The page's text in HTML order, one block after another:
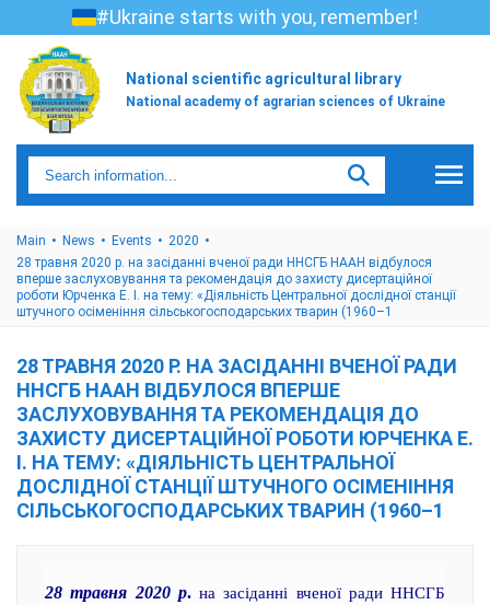
#Ukraine starts with you, remember!
National scientific agricultural library
National academy of agrarian sciences of Ukraine
Main News Events
2020
28 травня 2020 р. на засіданні вченої ради ННСГБ НААН відбулося
вперше заслуховування та рекомендація до захисту дисертаційної
роботи Юрченка Е. І. на тему: «Діяльність Центральної дослідної станції
штучного осіменіння сільськогосподарських тварин (1960–1
28 ТРАВНЯ 2020 Р. НА ЗАСІДАННІ ВЧЕНОЇ РАДИ
ННСГБ НААН ВІДБУЛОСЯ ВПЕРШЕ
ЗАСЛУХОВУВАННЯ ТА РЕКОМЕНДАЦІЯ ДО
ЗАХИСТУ ДИСЕРТАЦІЙНОЇ РОБОТИ ЮРЧЕНКА Е.
І. НА ТЕМУ: «ДІЯЛЬНІСТЬ ЦЕНТРАЛЬНОЇ
ДОСЛІДНОЇ СТАНЦІЇ ШТУЧНОГО ОСІМЕНІННЯ
СІЛЬСЬКОГОСПОДАРСЬКИХ ТВАРИН (1960–1
28 травня 2020 р.на засіданні вченої ради ННСГБ